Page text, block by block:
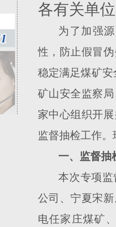
各有关单
为了加强
性，防止假冒
稳定满足煤矿
矿山安全监察
家中心组织开
监督抽检工作
一、监督抽
本次专项
公司、宁夏宋
电任家庄煤矿